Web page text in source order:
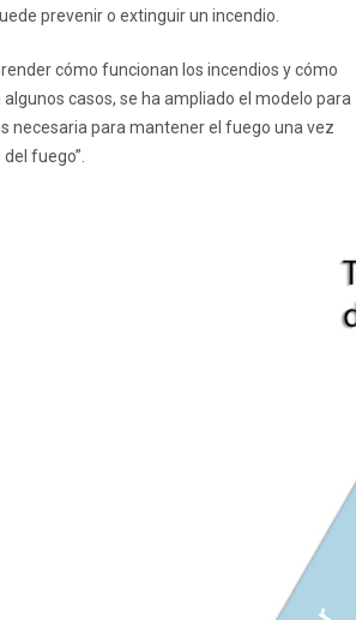
prevenir o extinguir un incendio.
cómo funcionan los incendios y cómo
casos, se ha ampliado el modelo para
necesaria para mantener el fuego una vez
fuego”.